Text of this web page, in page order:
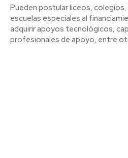
Pueden postular liceos, colegios,
escuelas especiales al
adquirir apoyos tecnológicos,
profesionales de apoyo, entre